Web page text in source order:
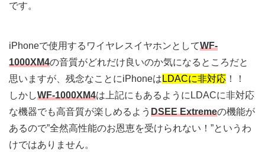
です。
iPhoneで使用するワイヤレスイヤホンとしてWF-
1000XM4の音質がどれだけ良いのか気になるところだと
思いますが、残念なことにiPhoneはLDACに非対応 ！！
しかしWF-1000XM4は上記にもあるようにLDACに非対応
な機器でも高音質が楽しめるよう DSEE Extremeの機能が
あるので”全然高性能のお恩恵を受けられない！”というわ
けではありません。